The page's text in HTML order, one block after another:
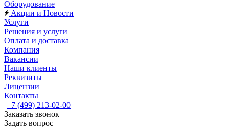
Оборудование
Акции и Новости
Услуги
Решения и услуги
Оплата и доставка
Компания
Вакансии
Наши клиенты
Реквизиты
Лицензии
Контакты
+7 (499) 213-02-00
Заказать звонок
Задать вопрос